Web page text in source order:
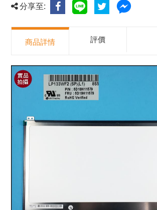
分享至:
商品詳情 評價